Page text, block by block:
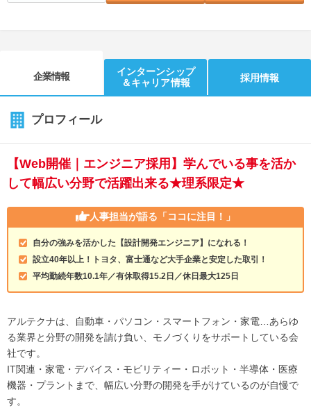
企業情報
インターンシップ
＆キャリア情報
採用情報
プロフィール
【Web開催｜エンジニア採用】学んでいる事を活か
して幅広い分野で活躍出来る★理系限定★
人事担当が語る 「ココに注目！」
自分の強みを活かした【設計開発エンジニア】になれる！
設立40年以上！トヨタ、富士通など大手企業と安定した取引！
平均勤続年数10.1年／有休取得15.2日／休日最大125日
アルテクナは、自動車・パソコン・スマートフォン・家電…あらゆ
る業界と分野の開発を請け負い、モノづくりをサポートしている会
社です。
IT関連・家電・デバイス・モビリティー・ロボット・半導体・医療
機器・プラントまで、幅広い分野の開発を手がけているのが自慢で
す。